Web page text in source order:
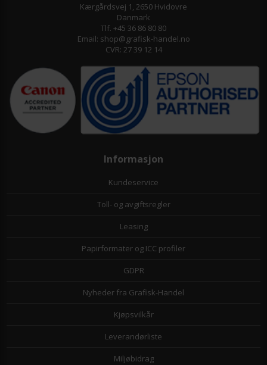
Kærgårdsvej 1, 2650 Hvidovre
Danmark
Tlf. +45 36 86 80 80
Email: shop@grafisk-handel.no
CVR: 27 39 12 14
Informasjon
Kundeservice
Toll- og avgiftsregler
Leasing
Papirformater og ICC profiler
GDPR
Nyheder fra Grafisk-Handel
Kjøpsvilkår
Leverandørliste
Miljøbidrag